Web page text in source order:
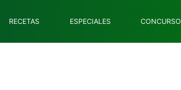
RECETAS ESPECIALES CONCURSO